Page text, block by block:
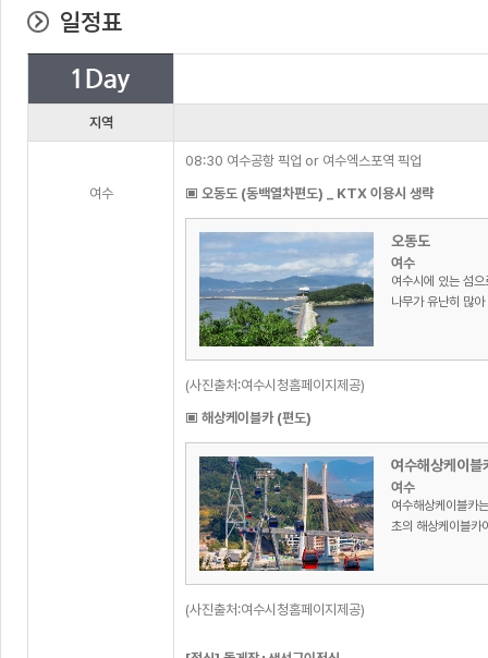
일정표
지역
여수
08:30 여수공항 픽업 or 여수엑스포역 픽업
▣ 오동도 (동백열차편도) _ KTX 이용시 생략
오동도
여수
여수시에 있는 섬
나무가 유난히 많
(사진출처:여수시청홈페이지제공)
▣ 해상케이블카 (편도)
여수해상케이블
여수
여수해상케이블카
초의 해상케이블카
(사진출처:여수시청홈페이지제공)